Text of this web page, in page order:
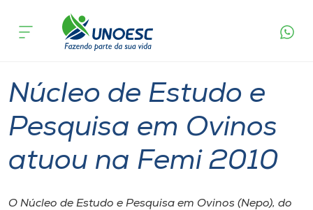
Cursos
Pesquisa
Atendimento ao Estudante
Portal de Ensino
acontece
Núcleo de Estudo e
Pesquisa em Ovinos
atuou na Femi 2010
O Núcleo de Estudo e Pesquisa em Ovinos (Nepo), do